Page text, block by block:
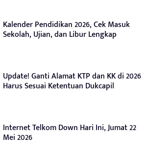
Kalender Pendidikan 2026, Cek Masuk
Sekolah, Ujian, dan Libur Lengkap
Update! Ganti Alamat KTP dan KK di 2026
Harus Sesuai Ketentuan Dukcapil
Internet Telkom Down Hari Ini, Jumat 22
Mei 2026